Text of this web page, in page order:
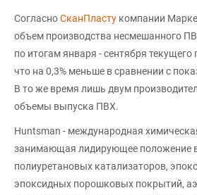
СогласноСканПласту компании
объем производства несмешанного
по итогам января - сентября текущего
что на 0,3% меньше в сравнении с
В то же время лишь двум
объемы выпуска ПВХ.
Huntsman - международная
занимающая лидирующее положение
полиуретановых катализаторов,
эпоксидных порошковых покрытий,